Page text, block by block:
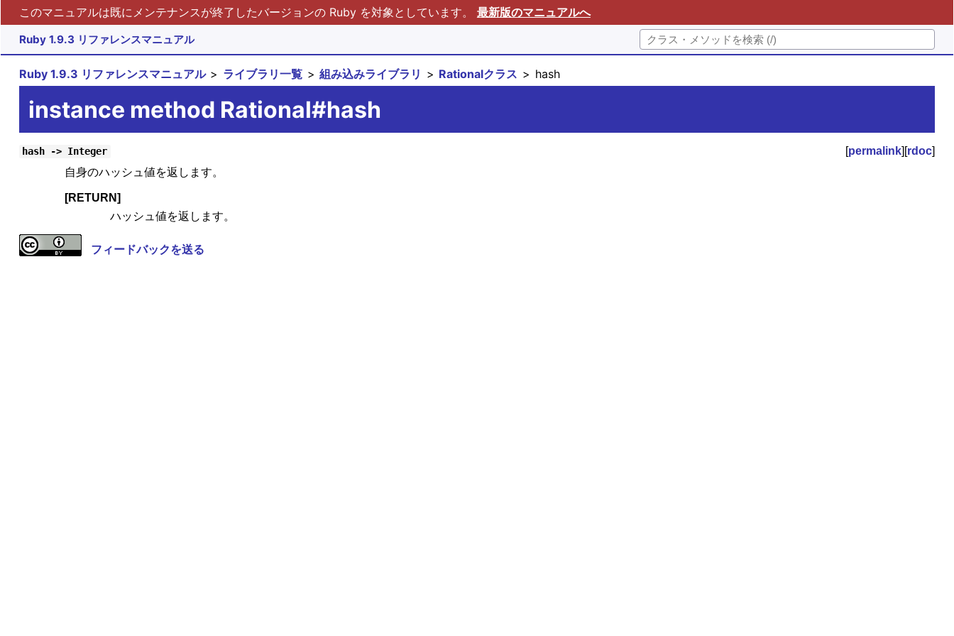
このマニュアルは既にメンテナンスが終了したバージョンの Ruby を対象としています。 最新版のマニュアルへ
Ruby 1.9.3 リファレンスマニュアル
Ruby 1.9.3 リファレンスマニュアル ライブラリ一覧 組み込みライブラリ Rationalクラス hash
instance method Rational#hash
hash -> Integer [permalink][rdoc]
自身のハッシュ値を返します。
[RETURN]
ハッシュ値を返します。
フィードバックを送る